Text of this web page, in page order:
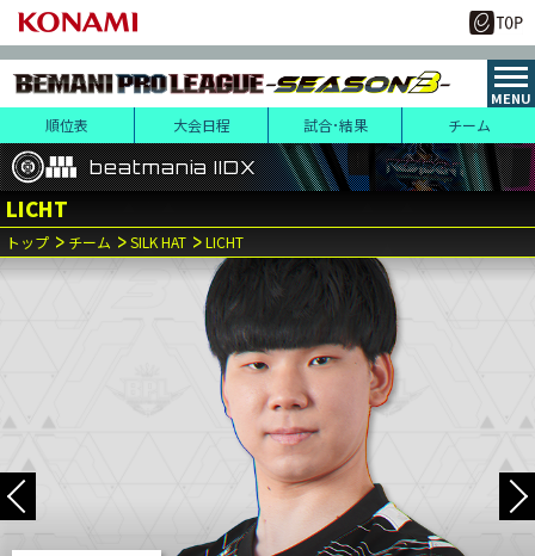
順位表 大会日程 試合･結果
beatmania IIDX
レギュラーステージ
（ファーストステージ） （セカンドステージ）
月14 日(土)
チーム
beatmania IIDX
beatmania IIDX
LICHT
トップ チーム SILK HAT LICHT